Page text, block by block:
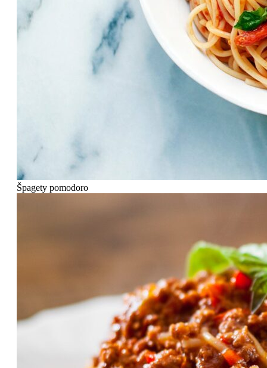
Špagety pomodoro